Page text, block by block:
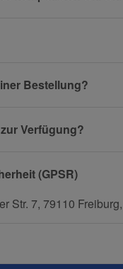
Bestellung?
Verfügung?
(GPSR)
Str. 7, 79110